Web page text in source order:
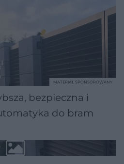
bezpieczna i
do bram
MATERIAŁ SPONSOROWANY